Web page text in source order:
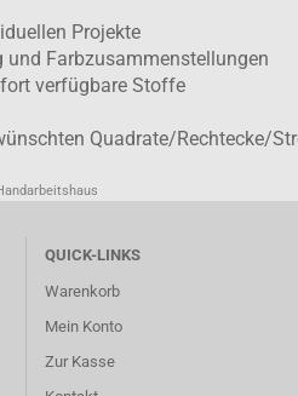
Projekte
Farbzusammenstellungen
verfügbare Stoffe
Quadrate/Rechtecke/
QUICK-LINKS
Warenkorb
Mein Konto
Zur Kasse